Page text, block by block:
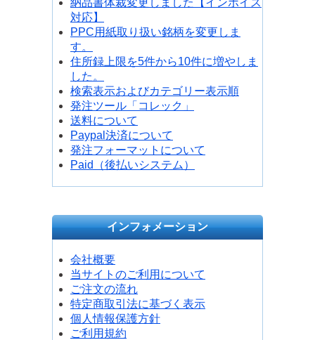
対応】
PPC用紙取り扱い銘柄を変更しま
す。
住所録上限を5件から10件に増やしま
した。
検索表示およびカテゴリー表示順
発注ツール「コレック」
送料について
Paypal決済について
発注フォーマットについて
Paid（後払いシステム）
インフォメーション
会社概要
当サイトのご利用について
ご注文の流れ
特定商取引法に基づく表示
個人情報保護方針
ご利用規約